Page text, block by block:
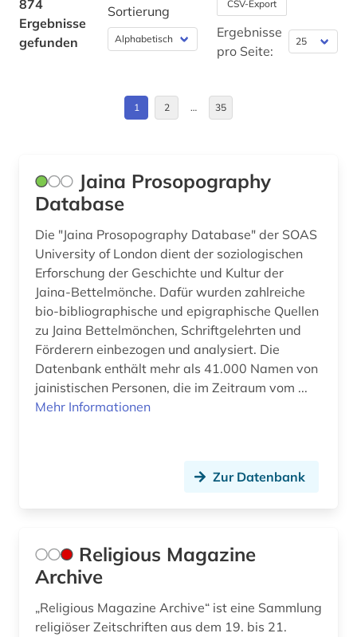
arabistik (7)
arbeiterbewegung (2)
archival documents (1)
argumentation (1)
aristoteles (3)
armenien (1)
ars moriendi (1)
arthur (2)
asien-afrika-wissenschaft (2)
asienforschung (1)
assisi (1)
Estland (1)
Frankreich (6)
Hessen (3)
Israel (38)
Italien (6)
Japan (1)
Jugoslawien (1)
Mittelamerika (1)
Montenegro (1)
874
Ergebnisse
gefunden
Sortierung CSV-Export
Ergebnisse
pro Seite:
1 2 … 35
Jaina Prosopography
Database
Die "Jaina Prosopography Database" der SOAS
University of London dient der soziologischen
Erforschung der Geschichte und Kultur der
Jaina-Bettelmönche. Dafür wurden zahlreiche
bio-bibliographische und epigraphische Quellen
zu Jaina Bettelmönchen, Schriftgelehrten und
Förderern einbezogen und analysiert. Die
Datenbank enthält mehr als 41.000 Namen von
jainistischen Personen, die im Zeitraum vom ...
Mehr Informationen
Zur Datenbank
Religious Magazine
Archive
„Religious Magazine Archive“ ist eine Sammlung
religiöser Zeitschriften aus dem 19. bis 21.